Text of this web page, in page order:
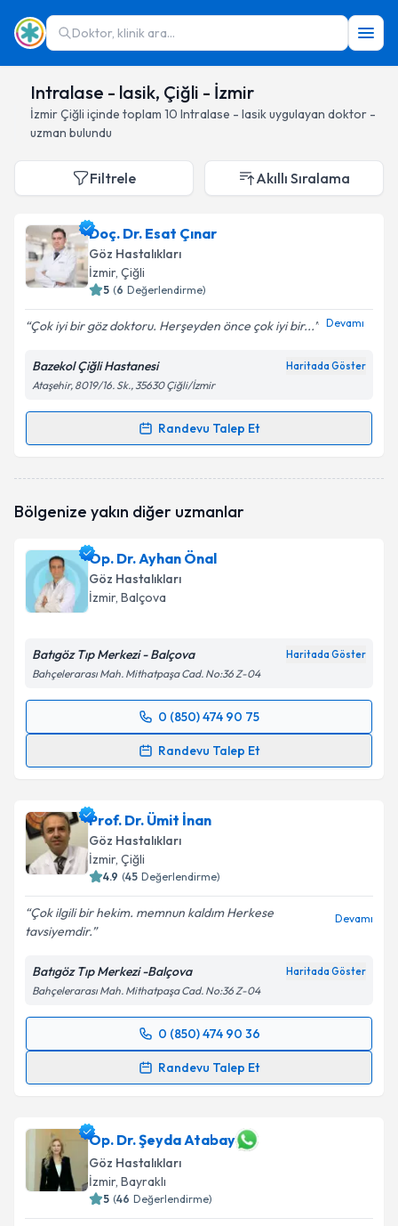
Doktor, klinik ara...
Intralase - lasik, Çiğli - İzmir
İzmirÇiğli içinde toplam 10 Intralase - lasikuygulayan doktor -
uzman bulundu
Filtrele Akıllı Sıralama
Doç. Dr. Esat Çınar
Göz Hastalıkları
İzmir, Çiğli
5 (6 Değerlendirme)
Çok iyi bir göz doktoru. Herşeyden önce çok iyi bir... Devamı
Bazekol Çiğli Hastanesi Haritada Göster
Ataşehir, 8019/16. Sk., 35630 Çiğli/İzmir
Randevu Talep Et
Randevu Takvimi Talebi
oluşturun. Size bu uzmandan randevu almanız için bir
E-posta Adresiniz
Kişisel verilerimin işlenmesine ilişkin
Aydınlatma
Metni'ni okudum ve kişisel verilerimin belirtilen
Takvim Talebini Gönder
Bölgenize yakın diğer uzmanlar
Op. Dr. Ayhan Önal
Göz Hastalıkları
İzmir, Balçova
Batıgöz Tıp Merkezi - Balçova Haritada Göster
Bahçelerarası Mah. Mithatpaşa Cad. No:36 Z-04
0 (850) 474 90 75
Randevu Talep Et
Randevu Takvimi Talebi
takvim hazırlandığında e-posta ile bilgilendireceğiz.
E-posta Adresiniz
kapsamda işlenmesini kabul ediyorum.
Takvim Talebini Gönder
Prof. Dr. Ümit İnan
Göz Hastalıkları
İzmir, Çiğli
4.9 (45 Değerlendirme)
Çok ilgili bir hekim. memnun kaldım Herkese
tavsiyemdir.
Devamı
Batıgöz Tıp Merkezi -Balçova Haritada Göster
Bahçelerarası Mah. Mithatpaşa Cad. No:36 Z-04
0 (850) 474 90 36
Randevu Talep Et
Randevu Takvimi Talebi
takvim hazırlandığında e-posta ile bilgilendireceğiz.
E-posta Adresiniz
Op. Dr. Şeyda Atabay
Göz Hastalıkları
İzmir, Bayraklı
5 (46 Değerlendirme)